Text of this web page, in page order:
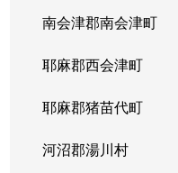
南会津郡南会津町
耶麻郡西会津町
耶麻郡猪苗代町
河沼郡湯川村